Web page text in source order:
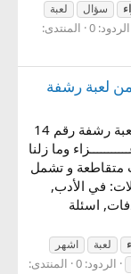
سؤال
لعبة
الردود: 0
المنتدى:
لعبة رشفة
اجابة لغز من اشهر القراء المصريين من لعبة رشفة رقم 14
وما زلنا
متقاطعة و تشمل
في الأدب,
اسئلة
لعبة
اشهر
الردود: 0
المنتدى: